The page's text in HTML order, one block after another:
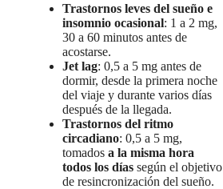
Trastornos leves del sueño e
insomnio ocasional: 1 a 2 mg,
30 a 60 minutos antes de
acostarse.
Jet lag: 0,5 a 5 mg antes de
dormir, desde la primera noche
del viaje y durante varios días
después de la llegada.
Trastornos del ritmo
circadiano: 0,5 a 5 mg,
tomados a la misma hora
todos los días según el objetivo
de resincronización del sueño.